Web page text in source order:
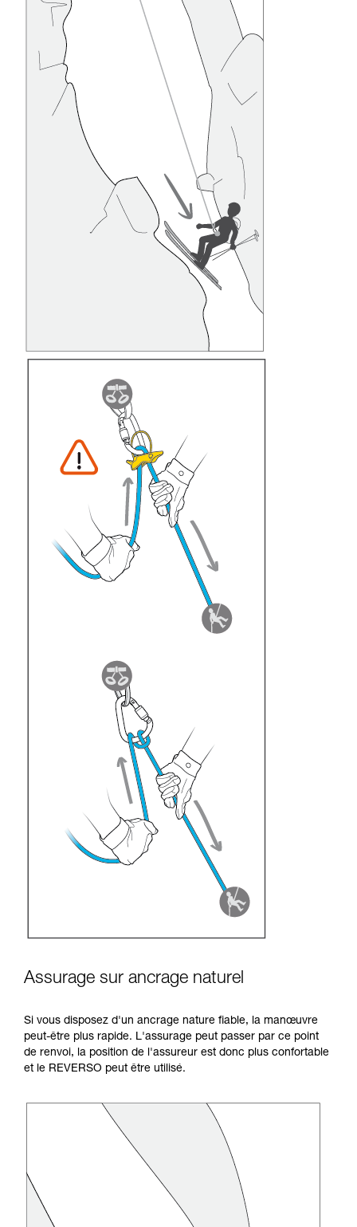
Assurage sur ancrage naturel
Si vous disposez d'un ancrage nature fiable, la manœuvre
peut-être plus rapide. L'assurage peut passer par ce point
de renvoi, la position de l'assureur est donc plus confortable
et le REVERSO peut être utilisé.